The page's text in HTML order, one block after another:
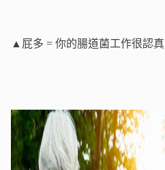
▲屁多 = 你的腸道菌工作很認真